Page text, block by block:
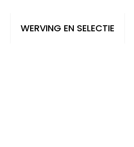
WERVING EN SELECTIE